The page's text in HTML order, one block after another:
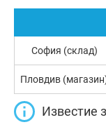
София (склад)
Пловдив
Известие